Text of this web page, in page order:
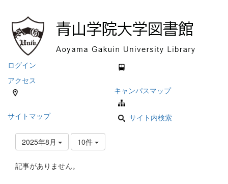
ログイン
アクセス
キャンパスマップ
サイトマップ サイト内検索
2025年8月 10件
記事がありません。